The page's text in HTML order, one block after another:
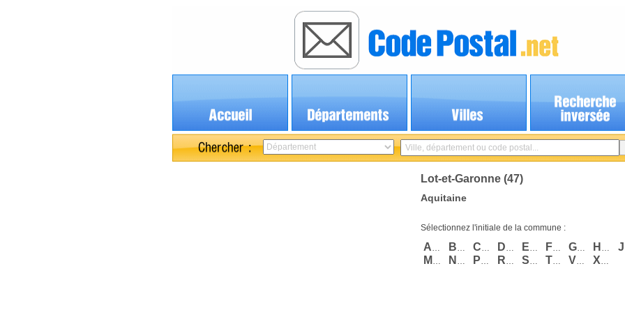
Lot-et-Garonne (47)
Aquitaine
Sélectionnez l'initiale de la commune :
A… B… C… D… E… F… G… H … J
M … N … P… R… S… T… V… X…